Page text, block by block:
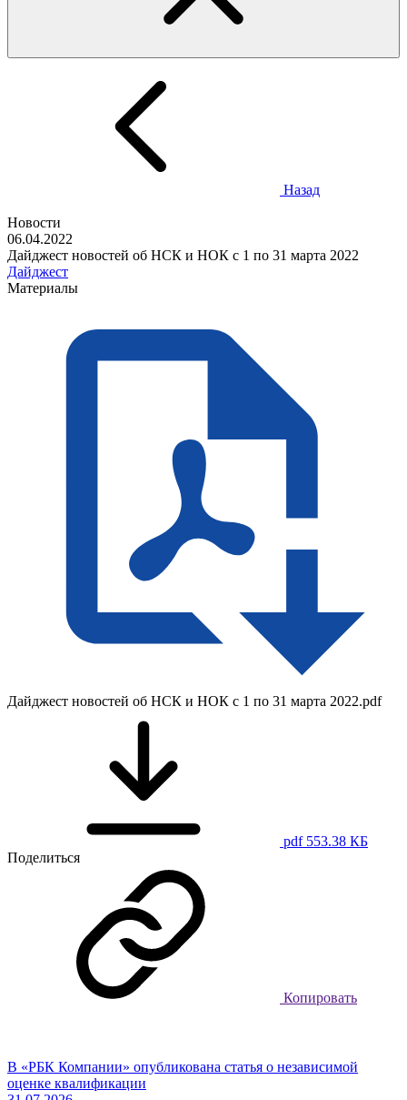
Назад
Новости
06.04.2022
Дайджест новостей об НСК и НОК с 1 по 31 марта 2022
Дайджест
Материалы
Дайджест новостей об НСК и НОК с 1 по 31 марта 2022.pdf
pdf 553.38 КБ
Поделиться
Копировать
В «РБК Компании» опубликована статья о независимой
оценке квалификации